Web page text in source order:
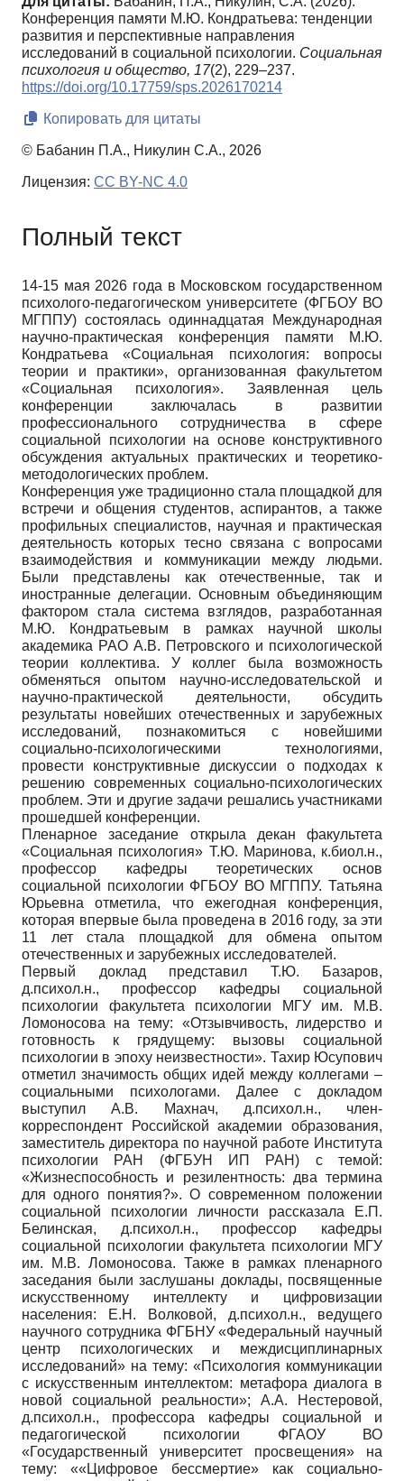
Конференция памяти М.Ю. Кондратьева: тенденции
развития и перспективные направления
исследований в социальной психологии. Социальная
психология и общество, 17(2), 229–237.
https://doi.org/10.17759/sps.2026170214
Копировать для цитаты
© Бабанин П.А., Никулин С.А., 2026
Лицензия: CC BY-NC 4.0
Полный текст
14-15 мая 2026 года в Московском государственном
психолого-педагогическом университете (ФГБОУ ВО
МГППУ) состоялась одиннадцатая Международная
научно-практическая конференция памяти М.Ю.
Кондратьева «Социальная психология: вопросы
теории и практики», организованная факультетом
«Социальная психология». Заявленная цель
конференции заключалась в развитии
профессионального сотрудничества в сфере
социальной психологии на основе конструктивного
обсуждения актуальных практических и теоретико-
методологических проблем.
Конференция уже традиционно стала площадкой для
встречи и общения студентов, аспирантов, а также
профильных специалистов, научная и практическая
деятельность которых тесно связана с вопросами
взаимодействия и коммуникации между людьми.
Были представлены как отечественные, так и
иностранные делегации. Основным объединяющим
фактором стала система взглядов, разработанная
М.Ю. Кондратьевым в рамках научной школы
академика РАО А.В. Петровского и психологической
теории коллектива. У коллег была возможность
обменяться опытом научно-исследовательской и
научно-практической деятельности, обсудить
результаты новейших отечественных и зарубежных
исследований, познакомиться с новейшими
социально-психологическими технологиями,
провести конструктивные дискуссии о подходах к
решению современных социально-психологических
проблем. Эти и другие задачи решались участниками
прошедшей конференции.
Пленарное заседание открыла декан факультета
«Социальная психология» Т.Ю. Маринова, к.биол.н.,
профессор кафедры теоретических основ
социальной психологии ФГБОУ ВО МГППУ. Татьяна
Юрьевна отметила, что ежегодная конференция,
которая впервые была проведена в 2016 году, за эти
11 лет стала площадкой для обмена опытом
отечественных и зарубежных исследователей.
Первый доклад представил Т.Ю. Базаров,
д.психол.н., профессор кафедры социальной
психологии факультета психологии МГУ им. М.В.
Ломоносова на тему: «Отзывчивость, лидерство и
готовность к грядущему: вызовы социальной
психологии в эпоху неизвестности». Тахир Юсупович
отметил значимость общих идей между коллегами –
социальными психологами. Далее с докладом
выступил А.В. Махнач, д.психол.н., член-
корреспондент Российской академии образования,
заместитель директора по научной работе Института
психологии РАН (ФГБУН ИП РАН) с темой:
«Жизнеспособность и резилентность: два термина
для одного понятия?». О современном положении
социальной психологии личности рассказала Е.П.
Белинская, д.психол.н., профессор кафедры
социальной психологии факультета психологии МГУ
им. М.В. Ломоносова. Также в рамках пленарного
заседания были заслушаны доклады, посвященные
искусственному интеллекту и цифровизации
населения: Е.Н. Волковой, д.психол.н., ведущего
научного сотрудника ФГБНУ «Федеральный научный
центр психологических и междисциплинарных
исследований» на тему: «Психология коммуникации
с искусственным интеллектом: метафора диалога в
новой социальной реальности»; А.А. Нестеровой,
д.психол.н., профессора кафедры социальной и
педагогической психологии ФГАОУ ВО
«Государственный университет просвещения» на
тему: ««Цифровое бессмертие» как социально-